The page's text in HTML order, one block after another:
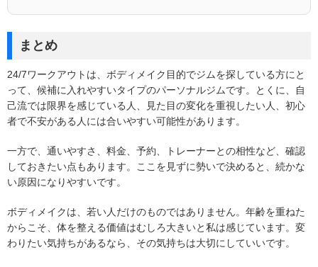
まとめ
24/7ワークアウトは、ボディメイク目的でジムを探している方にと
って、候補に入れやすいタイプのパーソナルジムです。とくに、自
己流では限界を感じている人、見た目の変化を重視したい人、初心
者で不安がある人には合いやすい可能性があります。
一方で、通いやすさ、料金、予約、トレーナーとの相性など、確認
しておきたい点もあります。ここを見ずに勢いで決めると、続かな
い原因になりやすいです。
ボディメイクは、若い人だけのものではありません。年齢を重ねた
からこそ、体を整える価値はむしろ大きいと私は感じています。変
わりたい気持ちがあるなら、その気持ちは大切にしていいです。